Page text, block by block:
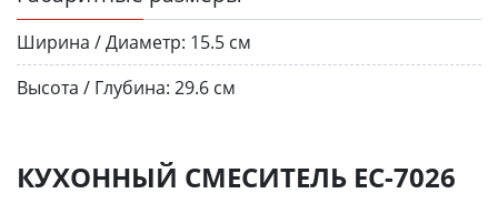
Ширина / Диаметр: 15.5 см
Высота / Глубина: 29.6 см
КУХОННЫЙ СМЕСИТЕЛЬ ЕС-7026